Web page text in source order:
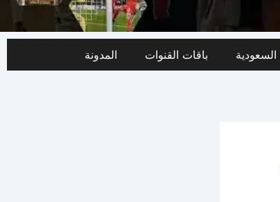
باقات القنوات المدونة